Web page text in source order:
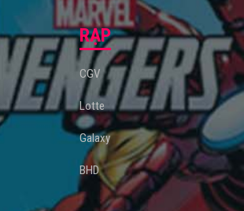
RẠP
CGV
Lotte
Galaxy
BHD